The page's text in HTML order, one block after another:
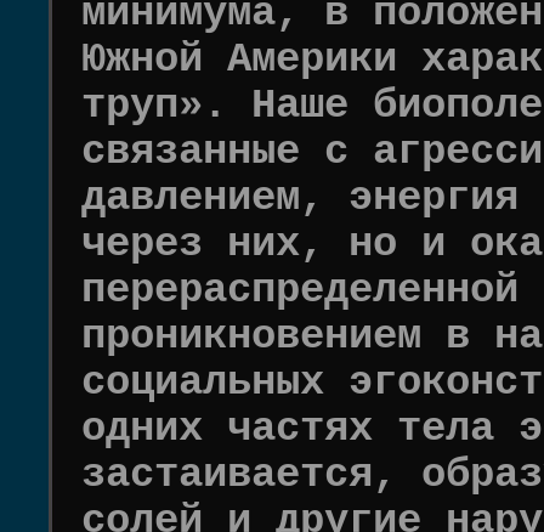
минимума, в
Южной Америки
труп». Наше
связанные с
давлением, энергия
через них, но и
проникновением в
социальных
одних частях тела
застаивается,
солей и другие